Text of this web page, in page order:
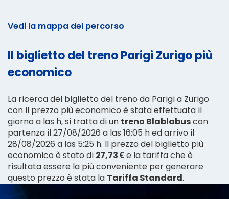
Vedi la mappa del percorso
Il biglietto del treno Parigi Zurigo più
economico
La ricerca del biglietto del treno da Parigi a Zurigo
con il prezzo più economico è stata effettuata il
giorno a las h, si tratta di un treno Blablabuscon
partenza il 27/08/2026 a las 16:05 h ed arrivo il
28/08/2026 a las 5:25 h. Il prezzo del biglietto più
economico è stato di 27,73 €e la tariffa che è
risultata essere la più conveniente per generare
questo prezzo è stata la Tariffa Standard.